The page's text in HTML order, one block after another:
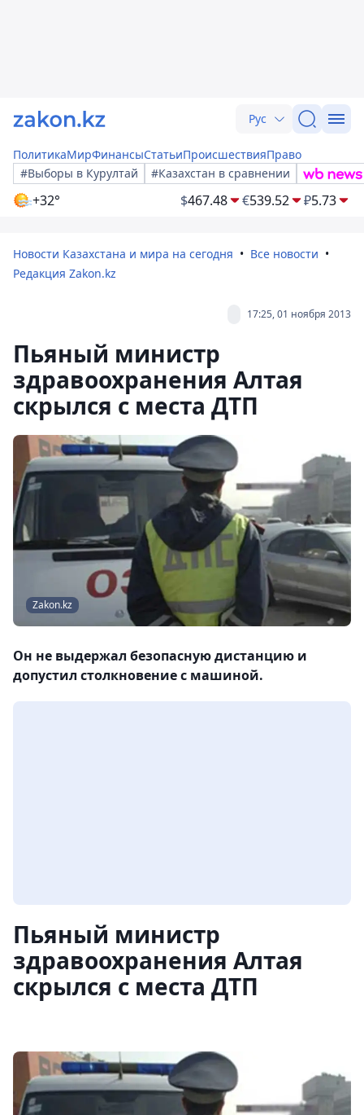
Рус
ПолитикаМирФинансыСтатьиПроисшествияПраво
#Выборы в Курултай
#Казахстан в сравнении
+32° $467.48 €539.52 ₽5.73
Новости Казахстана и мира на сегодня
Все новости
Редакция Zakon.kz
17:25, 01 ноября 2013
Пьяный министр
здравоохранения Алтая
скрылся с места ДТП
Zakon.kz
Он не выдержал безопасную дистанцию и
допустил столкновение с машиной.
Пьяный министр
здравоохранения Алтая
скрылся с места ДТП